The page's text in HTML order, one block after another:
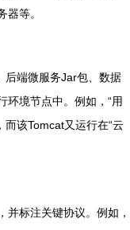
等。
后端微服务Jar包、数据
环境节点中。例如，“用
而该Tomcat又运行在“云
并标注关键协议。例如，